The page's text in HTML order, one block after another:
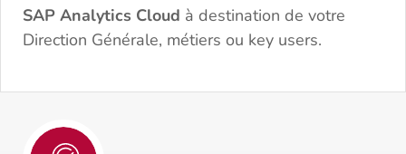
SAP Analytics Cloud à destination de votre
Direction Générale, métiers ou key users.